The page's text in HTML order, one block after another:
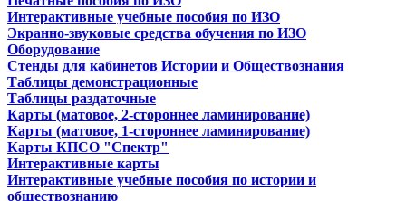
Интерактивные учебные пособия по ИЗО
Экранно-звуковые средства обучения по ИЗО
Оборудование
Стенды для кабинетов Истории и Обществознания
Таблицы демонстрационные
Таблицы раздаточные
Карты (матовое, 2-стороннее ламинирование)
Карты (матовое, 1-стороннее ламинирование)
Карты КПСО "Спектр"
Интерактивные карты
Интерактивные учебные пособия по истории и
обществознанию